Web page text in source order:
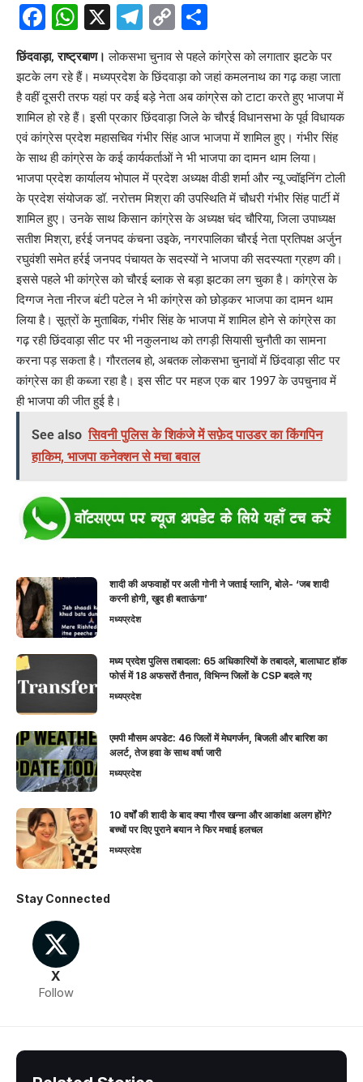
Facebook
WhatsApp
X Telegram
Copy
Link
छिंदवाड़ा, राष्ट्रबाण। लोकसभा चुनाव से पहले कांग्रेस को लगातार झटके पर
झटके लग रहे हैं। मध्यप्रदेश के छिंदवाड़ा को जहां कमलनाथ का गढ़ कहा जाता
है वहीं दूसरी तरफ यहां पर कई बड़े नेता अब कांग्रेस को टाटा करते हुए भाजपा में
शामिल हो रहे हैं। इसी प्रकार छिंदवाड़ा जिले के चौरई विधानसभा के पूर्व विधायक
एवं कांग्रेस प्रदेश महासचिव गंभीर सिंह आज भाजपा में शामिल हुए। गंभीर सिंह
के साथ ही कांग्रेस के कई कार्यकर्ताओं ने भी भाजपा का दामन थाम लिया।
भाजपा प्रदेश कार्यालय भोपाल में प्रदेश अध्यक्ष वीडी शर्मा और न्यू ज्वॉइनिंग टोली
के प्रदेश संयोजक डॉ. नरोत्तम मिश्रा की उपस्थिति में चौधरी गंभीर सिंह पार्टी में
शामिल हुए। उनके साथ किसान कांग्रेस के अध्यक्ष चंद चौरिया, जिला उपाध्यक्ष
सतीश मिश्रा, हर्रई जनपद कंचना उइके, नगरपालिका चौरई नेता प्रतिपक्ष अर्जुन
रघुवंशी समेत हर्रई जनपद पंचायत के सदस्यों ने भाजपा की सदस्यता ग्रहण की।
इससे पहले भी कांग्रेस को चौरई ब्लाक से बड़ा झटका लग चुका है। कांग्रेस के
दिग्गज नेता नीरज बंटी पटेल ने भी कांग्रेस को छोड़कर भाजपा का दामन थाम
लिया है। सूत्रों के मुताबिक, गंभीर सिंह के भाजपा में शामिल होने से कांग्रेस का
गढ़ रही छिंदवाड़ा सीट पर भी नकुलनाथ को तगड़ी सियासी चुनौती का सामना
करना पड़ सकता है। गौरतलब हो, अबतक लोकसभा चुनावों में छिंदवाड़ा सीट पर
कांग्रेस का ही कब्जा रहा है। इस सीट पर महज एक बार 1997 के उपचुनाव में
ही भाजपा की जीत हुई है।
See also सिवनी पुलिस के शिकंजे में सफ़ेद पाउडर का किंगपिन
हाकिम, भाजपा कनेक्शन से मचा बवाल
शादी की अफवाहों पर अली गोनी ने जताई ग्लानि, बोले- ‘जब शादी
करनी होगी, खुद ही बताऊंगा’
मध्यप्रदेश
मध्य प्रदेश पुलिस तबादला: 65 अधिकारियों के तबादले, बालाघाट हॉक
फोर्स में 18 अफसरों तैनात, विभिन्न जिलों के CSP बदले गए
मध्यप्रदेश
एमपी मौसम अपडेट: 46 जिलों में मेघगर्जन, बिजली और बारिश का
अलर्ट, तेज हवा के साथ वर्षा जारी
मध्यप्रदेश
10 वर्षों की शादी के बाद क्या गौरव खन्ना और आकांक्षा अलग होंगे?
बच्चों पर दिए पुराने बयान ने फिर मचाई हलचल
मध्यप्रदेश
Stay Connected
X
Follow